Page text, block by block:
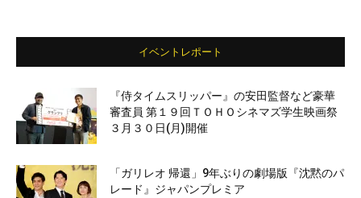
イベントレポート
『侍タイムスリッパー』の安田監督など豪華
審査員 第１９回ＴＯＨＯシネマズ学生映画祭
３月３０日(月)開催
「ガリレオ 帰還」9年ぶりの劇場版『沈黙のパ
レード』ジャパンプレミア